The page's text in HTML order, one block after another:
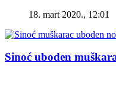
18. mart 2020., 12:01
Sinoć uboden